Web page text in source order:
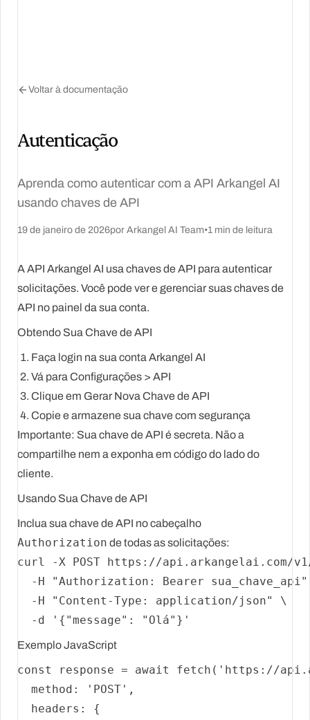
Voltar à documentação
Autenticação
Aprenda como autenticar com a API Arkangel AI
usando chaves de API
19 de janeiro de 2026por Arkangel AI Team•1 min de leitura
A API Arkangel AI usa chaves de API para autenticar
solicitações. Você pode ver e gerenciar suas chaves de
API no painel da sua conta.
Obtendo Sua Chave de API
Faça login na sua conta Arkangel AI
Vá para Configurações > API
Clique em Gerar Nova Chave de API
Copie e armazene sua chave com segurança
Importante: Sua chave de API é secreta. Não a
compartilhe nem a exponha em código do lado do
cliente.
Usando Sua Chave de API
Inclua sua chave de API no cabeçalho
Authorization de todas as solicitações:
curl -X POST https://api.arkangelai.com/
  -H
"Authorization: Bearer sua_chave_api"
  -H
"Content-Type: application/json"
\
  -d
'{"message": "Olá"}'
Exemplo JavaScript
const response = await fetch ( 'https://
method : 'POST' ,
headers : {